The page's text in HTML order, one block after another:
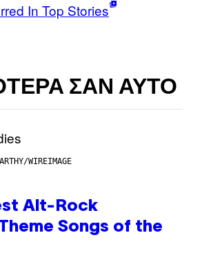
In Top Stories
ΣΑΝ ΑΥΤΌ
WIREIMAGE
Alt-Rock
Songs of the